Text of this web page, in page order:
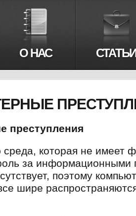
О НАС СТАТЬИ
преступления
среда, которая не имеет
за информационными
поэтому
шире